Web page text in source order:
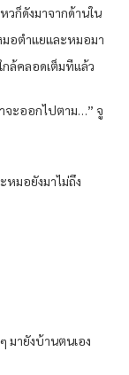
วก็ดังมาจากด้านใน
มอตำแยและหมอมา
ล้คลอดเต็มทีแล้ว
จะออกไปตาม…” จู
มอยังมาไม่ถึง
มายังบ้านตนเอง